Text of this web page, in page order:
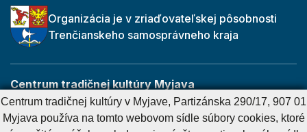
Organizácia je v zriaďovateľskej pôsobnosti
Trenčianskeho samosprávneho kraja
Centrum tradičnej kultúry Myjava
Partizánska 290/17
907 01 Myjava
Centrum tradičnej kultúry v Myjave, Partizánska 290/17, 907 01
Myjava používa na tomto webovom sídle súbory cookies, ktoré